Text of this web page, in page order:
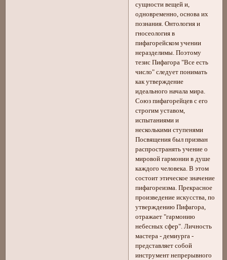
сущности вещей и,
одновременно, основа их
познания. Онтология и
гносеология в
пифагорейском учении
неразделимы. Поэтому
тезис Пифагора "Все есть
число" следует понимать
как утверждение
идеального начала мира.
Союз пифагорейцев с его
строгим уставом,
испытаниями и
несколькими ступенями
Посвящения был призван
распространять учение о
мировой гармонии в душе
каждого человека. В этом
состоит этическое значение
пифагореизма. Прекрасное
произведение искусства, по
утверждению Пифагора,
отражает "гармонию
небесных сфер". Личность
мастера - демиурга -
представляет собой
инструмент непрерывного